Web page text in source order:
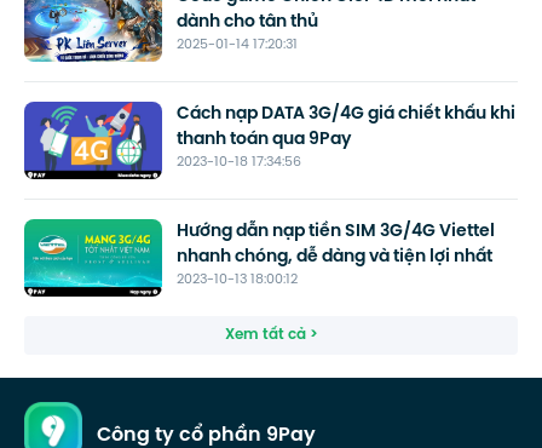
2025-01-14 17:20:31
dành cho tân thủ
2023-10-18 17:34:56
Cách nạp DATA 3G/4G giá chiết khấu khi
thanh toán qua 9Pay
2023-10-13 18:00:12
Hướng dẫn nạp tiền SIM 3G/4G Viettel
nhanh chóng, dễ dàng và tiện lợi nhất
Xem tất cả >
Công ty cổ phần 9Pay